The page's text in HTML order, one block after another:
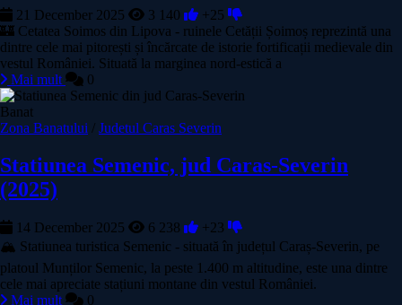
21 December 2025 3 140
+25
🏰 Cetatea Soimos din Lipova - ruinele Cetății Șoimoș reprezintă una
dintre cele mai pitorești și încărcate de istorie fortificații medievale din
vestul României. Situată la marginea nord-estică a
Mai mult
0
Banat
Zona Banatului / Judetul Caras Severin
Statiunea Semenic, jud Caras-Severin
(2025)
14 December 2025 6 238
+23
🏔️ Statiunea turistica Semenic - situată în județul Caraș-Severin, pe
platoul Munților Semenic, la peste 1.400 m altitudine, este una dintre
cele mai apreciate stațiuni montane din vestul României.
Mai mult
0